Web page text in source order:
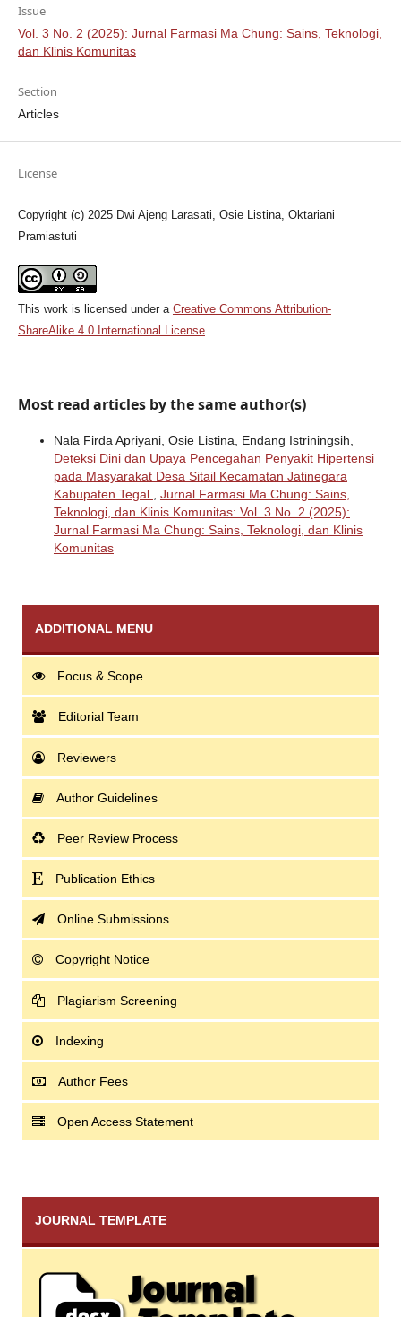
Issue
Vol. 3 No. 2 (2025): Jurnal Farmasi Ma Chung: Sains, Teknologi,
dan Klinis Komunitas
Section
Articles
License
Copyright (c) 2025 Dwi Ajeng Larasati, Osie Listina, Oktariani
Pramiastuti
This work is licensed under a Creative Commons Attribution-
ShareAlike 4.0 International License.
Most read articles by the same author(s)
Nala Firda Apriyani, Osie Listina, Endang Istriningsih,
Deteksi Dini dan Upaya Pencegahan Penyakit Hipertensi
pada Masyarakat Desa Sitail Kecamatan Jatinegara
Kabupaten Tegal
Jurnal Farmasi Ma Chung: Sains,
Teknologi, dan Klinis Komunitas: Vol. 3 No. 2 (2025):
Jurnal Farmasi Ma Chung: Sains, Teknologi, dan Klinis
Komunitas
ADDITIONAL MENU
Focus & Scope
Editorial Team
Reviewers
Author Guidelines
Peer Review Process
Publication Ethics
Online Submissions
Copyright Notice
Plagiarism Screening
Indexing
Author Fees
Open Access Statement
JOURNAL TEMPLATE